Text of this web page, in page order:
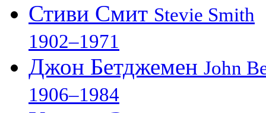
Стиви Смит Stevie Smith
1902–1971
Джон Бетджемен John
1906–1984